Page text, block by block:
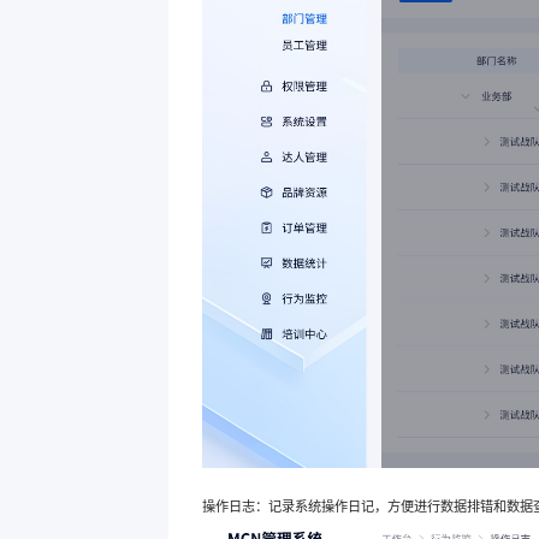
操作日志：记录系统操作日记，方便进行数据排错和数据